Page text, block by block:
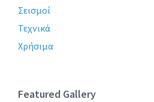
Σεισμοί
Τεχνικά
Χρήσιμα
Featured Gallery